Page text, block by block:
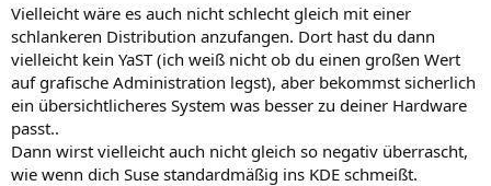
Vielleicht wäre es auch nicht schlecht gleich mit einer
schlankeren Distribution anzufangen. Dort hast du dann
vielleicht kein YaST (ich weiß nicht ob du einen großen Wert
auf grafische Administration legst), aber bekommst sicherlich
ein übersichtlicheres System was besser zu deiner Hardware
passt..
Dann wirst vielleicht auch nicht gleich so negativ überrascht,
wie wenn dich Suse standardmäßig ins KDE schmeißt.